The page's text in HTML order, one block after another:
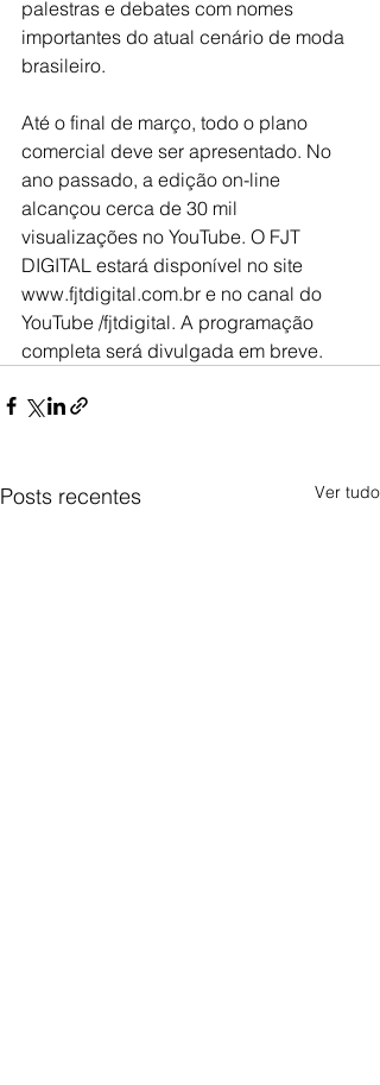
palestras e debates com nomes
importantes do atual cenário de moda
brasileiro.
Até o final de março, todo o plano
comercial deve ser apresentado. No
ano passado, a edição on-line
alcançou cerca de 30 mil
visualizações no YouTube. O FJT
DIGITAL estará disponível no site
www.fjtdigital.com.br e no canal do
YouTube /fjtdigital. A programação
completa será divulgada em breve.
Posts recentes Ver tudo